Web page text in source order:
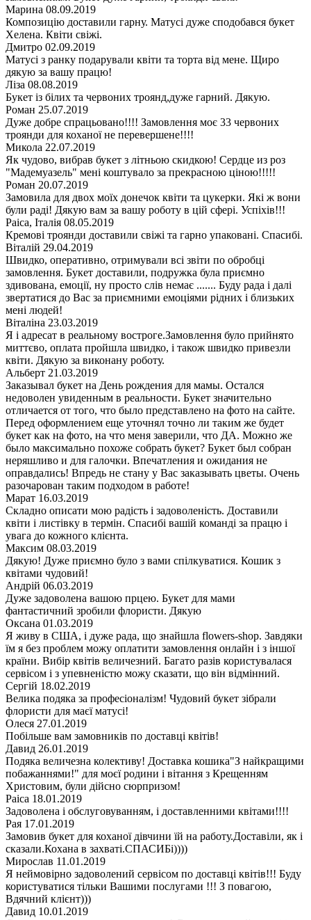
Марина 08.09.2019
Композицію доставили гарну. Матусі дуже сподобався букет
Хелена. Квіти свіжі.
Дмитро 02.09.2019
Матусі з ранку подарували квіти та торта від мене. Щиро
дякую за вашу працю!
Ліза 08.08.2019
Букет із білих та червоних троянд,дуже гарний. Дякую.
Роман 25.07.2019
Дуже добре спрацьовано!!!! Замовлення моє 33 червоних
троянди для коханої не перевершене!!!!
Микола 22.07.2019
Як чудово, вибрав букет з літньою скидкою! Сердце из роз
"Мадемуазель" мені коштувало за прекрасною ціною!!!!!
Роман 20.07.2019
Замовила для двох моїх донечок квіти та цукерки. Які ж вони
були раді! Дякую вам за вашу роботу в цій сфері. Успіхів!!!
Раіса, Італія 08.05.2019
Кремові троянди доставили свіжі та гарно упаковані. Спасибі.
Віталій 29.04.2019
Швидко, оперативно, отримували всі звіти по обробці
замовлення. Букет доставили, подружка була приємно
здивована, емоції, ну просто слів немає ....... Буду рада і далі
звертатися до Вас за приємними емоціями рідних і близьких
мені людей!
Віталіна 23.03.2019
Я і адресат в реальному востроге.Замовлення було прийнято
миттєво, оплата пройшла швидко, і також швидко привезли
квіти. Дякую за виконану роботу.
Альберт 21.03.2019
Заказывал букет на День рождения для мамы. Остался
недоволен увиденным в реальности. Букет значительно
отличается от того, что было представлено на фото на сайте.
Перед оформлением еще уточнял точно ли таким же будет
букет как на фото, на что меня заверили, что ДА. Можно же
было максимально похоже собрать букет? Букет был собран
неряшливо и для галочки. Впечатления и ожидания не
оправдались! Впредь не стану у Вас заказывать цветы. Очень
разочарован таким подходом в работе!
Марат 16.03.2019
Складно описати мою радість і задоволеність. Доставили
квіти і листівку в термін. Спасибі вашій команді за працю і
увага до кожного клієнта.
Максим 08.03.2019
Дякую! Дуже приємно було з вами спілкуватися. Кошик з
квітами чудовий!
Андрій 06.03.2019
Дуже задоволена вашою прцею. Букет для мами
фантастичний зробили флористи. Дякую
Оксана 01.03.2019
Я живу в США, і дуже рада, що знайшла flowers-shop. Завдяки
їм я без проблем можу оплатити замовлення онлайн і з іншої
країни. Вибір квітів величезний. Багато разів користувалася
сервісом і з упевненістю можу сказати, що він відмінний.
Сергій 18.02.2019
Велика подяка за професіоналізм! Чудовий букет зібрали
флористи для маєї матусі!
Олеся 27.01.2019
Побільше вам замовників по доставці квітів!
Давид 26.01.2019
Подяка величезна колективу! Доставка кошика"З найкращими
побажаннями!" для моєї родини і вітання з Крещенням
Христовим, були дійсно сюрпризом!
Раіса 18.01.2019
Задоволена і обслуговуванням, і доставленними квітами!!!!
Рая 17.01.2019
Замовив букет для коханої дівчини їй на работу.Доставіли, як і
сказали.Кохана в захваті.СПАСИБі))))
Мирослав 11.01.2019
Я неймовірно задоволений сервісом по доставці квітів!!! Буду
користуватися тільки Вашими послугами !!! З повагою,
Вдячний клієнт)))
Давид 10.01.2019